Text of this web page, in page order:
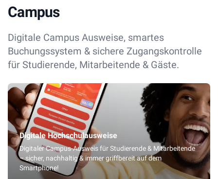
Campus
Digitale Campus Ausweise, smartes
Buchungssystem & sichere Zugangskontrolle
für Studierende, Mitarbeitende & Gäste.
Digitale Hochschulausweise
Digitaler Campus-Ausweis für Studierende & Mitarbeitende
– sicher, nachhaltig & immer griffbereit auf dem
Smartphone!